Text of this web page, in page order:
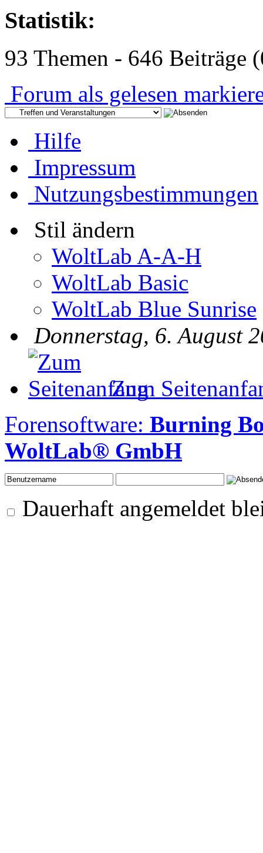
Statistik:
93 Themen - 646 Beiträge
Forum als gelesen
Hilfe
Impressum
Nutzungsbestimmungen
Stil ändern
WoltLab A-A-H
WoltLab Basic
WoltLab Blue Sunrise
Donnerstag, 6. August
Zum
Forensoftware: Burning
WoltLab® GmbH
Dauerhaft angemeldet